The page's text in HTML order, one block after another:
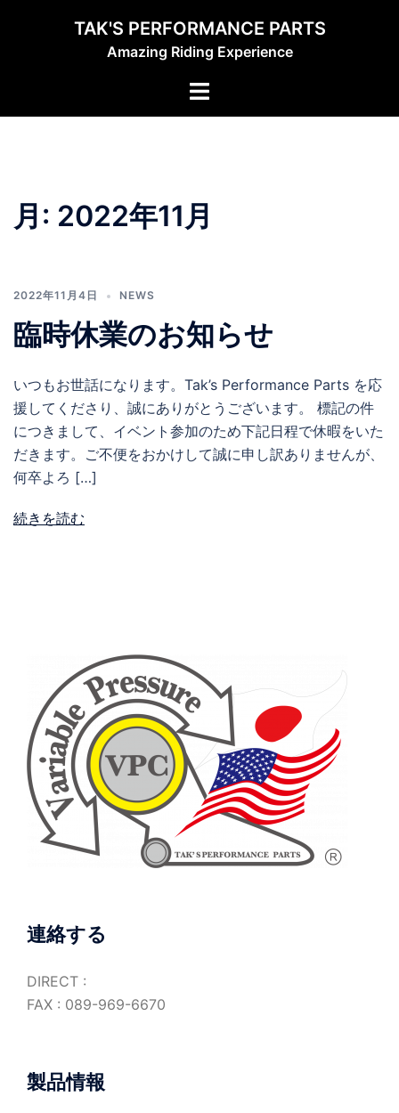
TAK'S PERFORMANCE PARTS
Amazing Riding Experience
ト
ュ
ー
月: 2022年11月
2022年11月4日 NEWS
臨時休業のお知らせ
いつもお世話になります。Tak’s Performance Parts を応
援してくださり、誠にありがとうございます。 標記の件
につきまして、イベント参加のため下記日程で休暇をいた
だきます。ご不便をおかけして誠に申し訳ありませんが、
何卒よろ […]
続きを読む
連絡する
DIRECT :
FAX : 089-969-6670
製品情報